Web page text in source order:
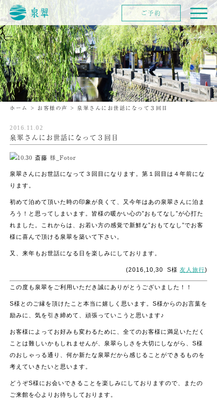
ホーム > お客様の声 > 泉翠さんにお世話になって３回目
2016.11.02
泉翠さんにお世話になって３回目
泉翠さんにお世話になって３回目になります。第１回目は４年前にな
ります。
初めて泊めて頂いた時の印象が良くて、又今年はあの泉翠さんに泊ま
ろう！と思ってしまいます。皆様の暖かい心の”おもてなし”が心打た
れました。これからは、お若い方の感覚で新鮮な”おもてなし”でお客
様に喜んで頂ける泉翠を築いて下さい。
又、来年もお世話になる日を楽しみにしております。
(2016,10,30 S様 友人旅行)
この度も泉翠をご利用いただき誠にありがとうございました！！
S様とのご縁を頂けたこと本当に嬉しく思います。S様からのお言葉を
励みに、気を引き締めて、頑張っていこうと思います♪
お客様によってお好みも変わるために、全てのお客様に満足いただく
ことは難しいかもしれませんが、泉翠らしさを大切にしながら、S様
のおしゃっる通り、何か新たな泉翠だから感じることができるものを
考えていきたいと思います。
どうぞS様にお会いできることを楽しみにしておりますので、またの
ご来館を心よりお待ちしております。
ご予約